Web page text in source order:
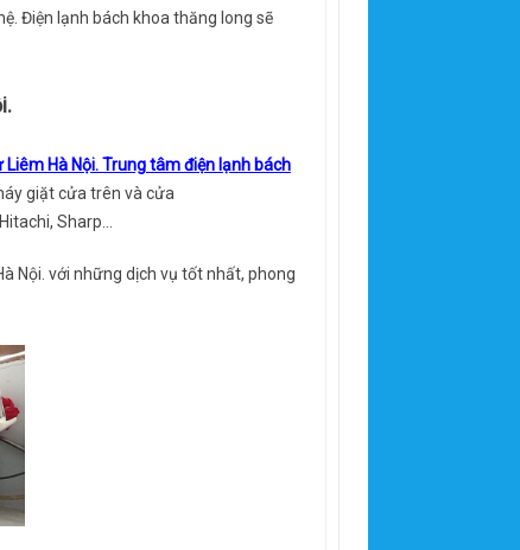
Điện lạnh bách khoa thăng long sẽ
Liêm Hà Nội. Trung tâm điện lạnh bách
giặt cửa trên và cửa
Sharp…
Nội. với những dịch vụ tốt nhất, phong